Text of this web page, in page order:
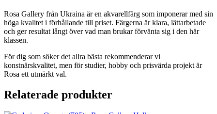
Rosa Gallery från Ukraina är en akvarellfärg som imponerar med sin
höga kvalitet i förhållande till priset. Färgerna är klara, lättarbetade
och ger resultat långt över vad man brukar förvänta sig i den här
klassen.
För dig som söker det allra bästa rekommenderar vi
konstnärskvalitet, men för studier, hobby och prisvärda projekt är
Rosa ett utmärkt val.
Relaterade produkter